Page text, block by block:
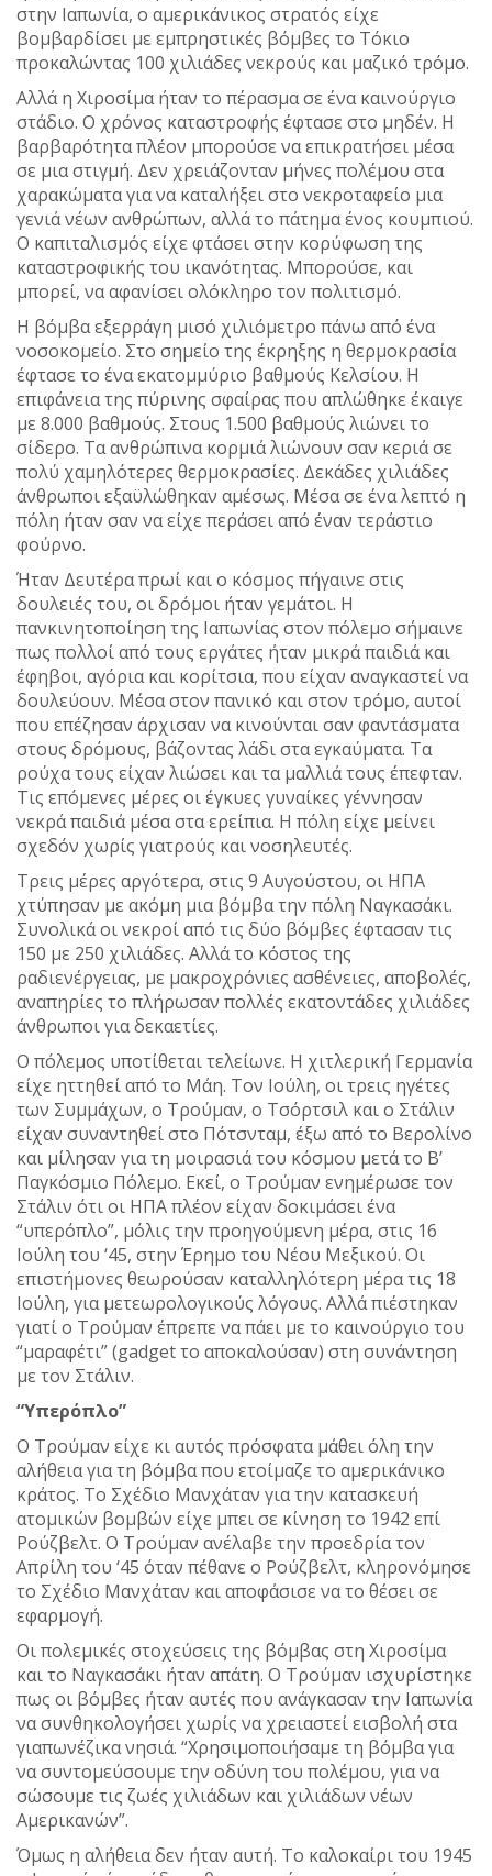
στην Ιαπωνία, ο αμερικάνικος στρατός είχε
βομβαρδίσει με εμπρηστικές βόμβες το Τόκιο
προκαλώντας 100 χιλιάδες νεκρούς και μαζικό τρόμο.
Αλλά η Χιροσίμα ήταν το πέρασμα σε ένα καινούργιο
στάδιο. Ο χρόνος καταστροφής έφτασε στο μηδέν. Η
βαρβαρότητα πλέον μπορούσε να επικρατήσει μέσα
σε μια στιγμή. Δεν χρειάζονταν μήνες πολέμου στα
χαρακώματα για να καταλήξει στο νεκροταφείο μια
γενιά νέων ανθρώπων, αλλά το πάτημα ένος κουμπιού.
Ο καπιταλισμός είχε φτάσει στην κορύφωση της
καταστροφικής του ικανότητας. Μπορούσε, και
μπορεί, να αφανίσει ολόκληρο τον πολιτισμό.
Η βόμβα εξερράγη μισό χιλιόμετρο πάνω από ένα
νοσοκομείο. Στο σημείο της έκρηξης η θερμοκρασία
έφτασε το ένα εκατομμύριο βαθμούς Κελσίου. Η
επιφάνεια της πύρινης σφαίρας που απλώθηκε έκαιγε
με 8.000 βαθμούς. Στους 1.500 βαθμούς λιώνει το
σίδερο. Τα ανθρώπινα κορμιά λιώνουν σαν κεριά σε
πολύ χαμηλότερες θερμοκρασίες. Δεκάδες χιλιάδες
άνθρωποι εξαϋλώθηκαν αμέσως. Μέσα σε ένα λεπτό η
πόλη ήταν σαν να είχε περάσει από έναν τεράστιο
φούρνο.
Ήταν Δευτέρα πρωί και ο κόσμος πήγαινε στις
δουλειές του, οι δρόμοι ήταν γεμάτοι. Η
πανκινητοποίηση της Ιαπωνίας στον πόλεμο σήμαινε
πως πολλοί από τους εργάτες ήταν μικρά παιδιά και
έφηβοι, αγόρια και κορίτσια, που είχαν αναγκαστεί να
δουλεύουν. Μέσα στον πανικό και στον τρόμο, αυτοί
που επέζησαν άρχισαν να κινούνται σαν φαντάσματα
στους δρόμους, βάζοντας λάδι στα εγκαύματα. Τα
ρούχα τους είχαν λιώσει και τα μαλλιά τους έπεφταν.
Τις επόμενες μέρες οι έγκυες γυναίκες γέννησαν
νεκρά παιδιά μέσα στα ερείπια. Η πόλη είχε μείνει
σχεδόν χωρίς γιατρούς και νοσηλευτές.
Τρεις μέρες αργότερα, στις 9 Αυγούστου, οι ΗΠΑ
χτύπησαν με ακόμη μια βόμβα την πόλη Ναγκασάκι.
Συνολικά οι νεκροί από τις δύο βόμβες έφτασαν τις
150 με 250 χιλιάδες. Αλλά το κόστος της
ραδιενέργειας, με μακροχρόνιες ασθένειες, αποβολές,
αναπηρίες το πλήρωσαν πολλές εκατοντάδες χιλιάδες
άνθρωποι για δεκαετίες.
Ο πόλεμος υποτίθεται τελείωνε. Η χιτλερική Γερμανία
είχε ηττηθεί από το Μάη. Τον Ιούλη, οι τρεις ηγέτες
των Συμμάχων, ο Τρούμαν, ο Τσόρτσιλ και ο Στάλιν
είχαν συναντηθεί στο Πότσνταμ, έξω από το Βερολίνο
και μίλησαν για τη μοιρασιά του κόσμου μετά το Β’
Παγκόσμιο Πόλεμο. Εκεί, ο Τρούμαν ενημέρωσε τον
Στάλιν ότι οι ΗΠΑ πλέον είχαν δοκιμάσει ένα
“υπερόπλο”, μόλις την προηγούμενη μέρα, στις 16
Ιούλη του ‘45, στην Έρημο του Νέου Μεξικού. Οι
επιστήμονες θεωρούσαν καταλληλότερη μέρα τις 18
Ιούλη, για μετεωρολογικούς λόγους. Αλλά πιέστηκαν
γιατί ο Τρούμαν έπρεπε να πάει με το καινούργιο του
“μαραφέτι” (gadget το αποκαλούσαν) στη συνάντηση
με τον Στάλιν.
“Υπερόπλο”
Ο Τρούμαν είχε κι αυτός πρόσφατα μάθει όλη την
αλήθεια για τη βόμβα που ετοίμαζε το αμερικάνικο
κράτος. Το Σχέδιο Μανχάταν για την κατασκευή
ατομικών βομβών είχε μπει σε κίνηση το 1942 επί
Ρούζβελτ. Ο Τρούμαν ανέλαβε την προεδρία τον
Απρίλη του ‘45 όταν πέθανε ο Ρούζβελτ, κληρονόμησε
το Σχέδιο Μανχάταν και αποφάσισε να το θέσει σε
εφαρμογή.
Οι πολεμικές στοχεύσεις της βόμβας στη Χιροσίμα
και το Ναγκασάκι ήταν απάτη. Ο Τρούμαν ισχυρίστηκε
πως οι βόμβες ήταν αυτές που ανάγκασαν την Ιαπωνία
να συνθηκολογήσει χωρίς να χρειαστεί εισβολή στα
γιαπωνέζικα νησιά. “Χρησιμοποιήσαμε τη βόμβα για
να συντομεύσουμε την οδύνη του πολέμου, για να
σώσουμε τις ζωές χιλιάδων και χιλιάδων νέων
Αμερικανών”.
Όμως η αλήθεια δεν ήταν αυτή. Το καλοκαίρι του 1945